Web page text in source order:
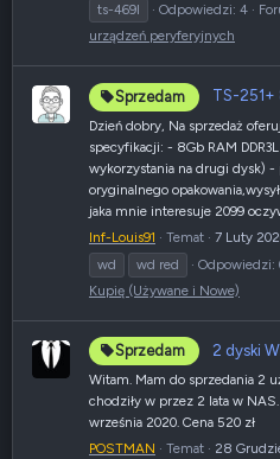
ts-469l
Odpowiedzi: 4
urządzeń peryferyjnych
Sprzedam TS-251+
Dzień dobry, Na sprzedaż
specyfikacji: - 8Gb RAM
wykorzystania na drugi dysk) -
oryginalnego
jaka mnie interesuje 2099
Inf-Louis91
Temat 7 Luty
wd
wd red Odpowiedzi:
Kupię (Używane i Nowe)
Sprzedam 2 dyski
Witam. Mam do sprzedania 2
chodziły w przez 2 lata w
września 2020. Cena 520 zł
POSTMAN
Temat 28